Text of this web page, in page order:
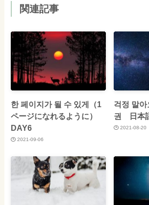
関連記事
한 페이지가 될 수 있게（1
ページになれるように）
DAY6
2021-09-06
걱정 말
권 日本
2021-08-20